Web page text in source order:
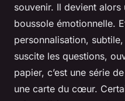
souvenir. Il devient
boussole émotionnelle.
personnalisation,
suscite les questions,
papier, c’est une série
une carte du cœur.